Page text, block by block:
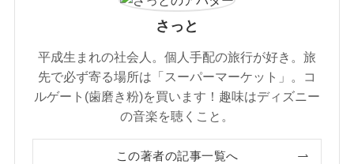
さっと
平成生まれの社会人。個人手配の旅行が好き。旅
先で必ず寄る場所は「スーパーマーケット」。コ
ルゲート(歯磨き粉)を買います！趣味はディズニー
の音楽を聴くこと。
この著者の記事一覧へ